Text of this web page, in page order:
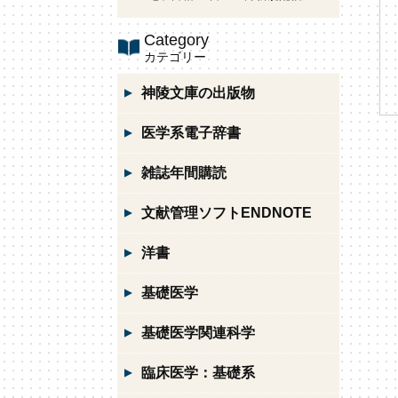
Category
カテゴリー
神陵文庫の出版物
医学系電子辞書
雑誌年間購読
文献管理ソフトENDNOTE
洋書
基礎医学
基礎医学関連科学
臨床医学：基礎系